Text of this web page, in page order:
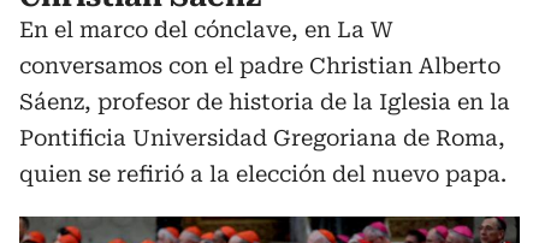
En el marco del cónclave, en La W
conversamos con el padre Christian Alberto
Sáenz, profesor de historia de la Iglesia en la
Pontificia Universidad Gregoriana de Roma,
quien se refirió a la elección del nuevo papa.